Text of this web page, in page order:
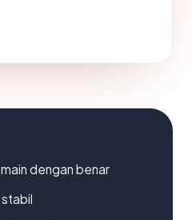
dengan benar